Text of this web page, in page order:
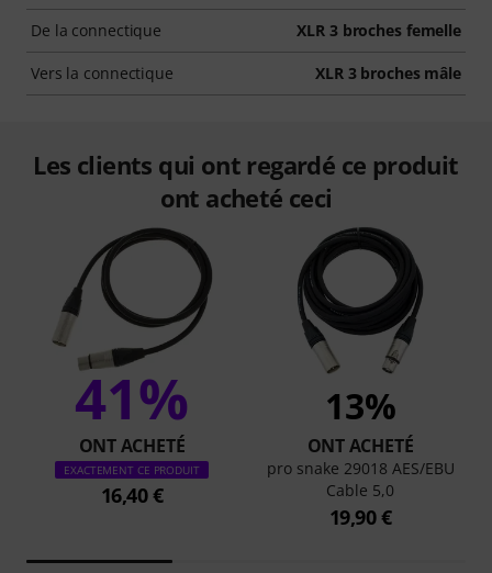
De la connectique XLR 3 broches femelle
Vers la connectique XLR 3 broches mâle
Les clients qui ont regardé ce produit
ont acheté ceci
41%
ONT ACHETÉ
EXACTEMENT CE PRODUIT
16,40 €
13%
ONT ACHETÉ
pro snake 29018 AES/EBU
Cable 5,0
19,90 €